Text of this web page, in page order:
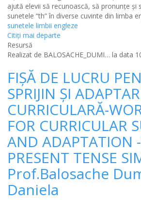
ajută elevii să recunoască, să pronunțe și
sunetele “th” în diverse cuvinte din limba
sunetele limbii engleze
Citiţi mai departe
Resursă
Realizat de BALOSACHE_DUMI… la data
FIȘĂ DE LUCRU
SPRIJIN ȘI
CURRICULARĂ-
FOR CURRICULAR
AND ADAPTATION
PRESENT TENSE
Prof.Balosache
Daniela